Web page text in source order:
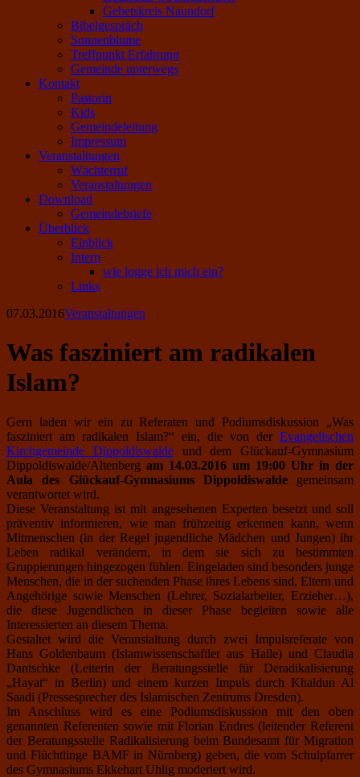
Gebetskreis Naundorf
Bibelgespräch
Sonnenblume
Treffpunkt Erfahrung
Gemeinde unterwegs
Kontakt
Pastorin
Kids
Gemeindeleitung
Impressum
Veranstaltungen
Wächterruf
Veranstaltungen
Download
Gemeindebriefe
Überblick
Einblick
Intern
wie logge ich mich ein?
Links
07.03.2016Veranstaltungen
Was fasziniert am radikalen
Islam?
Gern laden wir ein zu Referaten und Podiumsdiskussion „Was
fasziniert am radikalen Islam?“ ein, die von der Evangelischen
Kirchgemeinde Dippoldiswaldeund dem Glückauf-Gymnasium
Dippoldiswalde/Altenberg am 14.03.2016 um 19:00 Uhr in der
Aula des Glückauf-Gymnasiums Dippoldiswaldegemeinsam
verantwortet wird.
Diese Veranstaltung ist mit angesehenen Experten besetzt und soll
präventiv informieren, wie man frühzeitig erkennen kann, wenn
Mitmenschen (in der Regel jugendliche Mädchen und Jungen) ihr
Leben radikal verändern, in dem sie sich zu bestimmten
Gruppierungen hingezogen fühlen. Eingeladen sind besonders junge
Menschen, die in der suchenden Phase ihres Lebens sind, Eltern und
Angehörige sowie Menschen (Lehrer, Sozialarbeiter, Erzieher…),
die diese Jugendlichen in dieser Phase begleiten sowie alle
Interessierten an diesem Thema.
Gestaltet wird die Veranstaltung durch zwei Impulsreferate von
Hans Goldenbaum (Islamwissenschaftler aus Halle) und Claudia
Dantschke (Leiterin der Beratungsstelle für Deradikalisierung
„Hayat“ in Berlin) und einem kurzen Impuls durch Khaldun Al
Saadi (Pressesprecher des Islamischen Zentrums Dresden).
Im Anschluss wird es eine Podiumsdiskussion mit den oben
genannten Referenten sowie mit Florian Endres (leitender Referent
der Beratungsstelle Radikalisierung beim Bundesamt für Migration
und Flüchtlinge BAMF in Nürnberg) geben, die vom Schulpfarrer
des Gymnasiums Ekkehart Uhlig moderiert wird.